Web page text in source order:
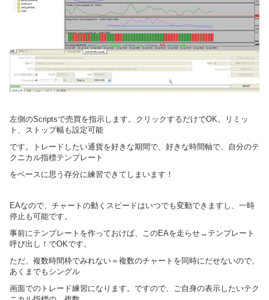
左側のScriptsで売買を指示します。クリックするだけでOK。リミッ
ト、ストップ幅も設定可能
です。トレードしたい通貨を好きな期間で、好きな時間軸で、自分のテ
クニカル指標テンプレート
をベースに思う存分に練習できてしまいます！
EAなので、チャートの動くスピードはいつでも変動できますし、一時
停止も可能です。
事前にテンプレートを作っておけば、このEAを走らせ→テンプレート
呼び出し！でOKです。
ただ、複数時間枠でみれない＝複数のチャートを同時にだせないので、
あくまでもシングル
画面でのトレード練習になります。ですので、ご自身の表示したいテク